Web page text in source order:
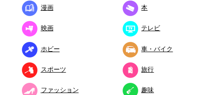
漫画 本
映画 テレビ
ホビー 車・バイク
スポーツ 旅行
ファッション 趣味